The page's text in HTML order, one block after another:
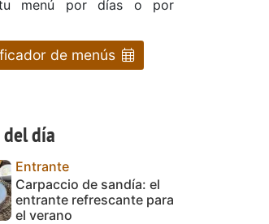
menú por días o por
de menús
día
Entrante
Carpaccio de sandía: el
entrante refrescante para
el verano